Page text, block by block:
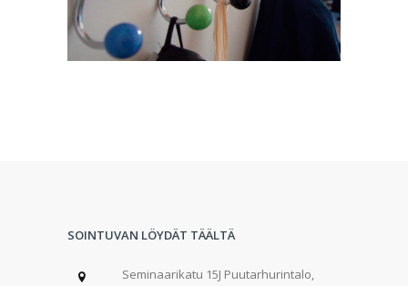
SOINTUVAN LÖYDÄT TÄÄLTÄ
Seminaarikatu 15J Puutarhurintalo,